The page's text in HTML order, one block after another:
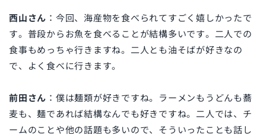
西山さん ：今回、海産物を食べられてすごく嬉しかったで
す。普段からお魚を食べることが結構多いです。二人での
食事もめっちゃ行きますね。二人とも油そばが好きなの
で、よく食べに行きます。
前田さん ：僕は麺類が好きですね。ラーメンもうどんも蕎
麦も、麺であれば結構なんでも好きですね。二人では、チ
ームのことや他の話題も多いので、そういったことも話し